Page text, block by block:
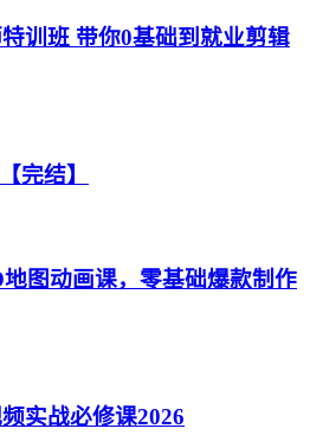
训班 带你0基础到就业剪辑
完结】
图动画课，零基础爆款制作
实战必修课2026